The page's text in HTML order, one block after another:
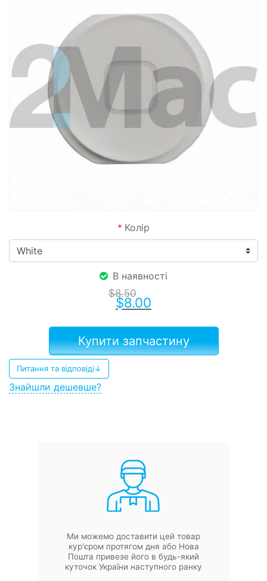
* Колір
В наявності
$8.50
$8.00
Купити запчастину
Питання та відповіді↓
Знайшли дешевше?
Ми можемо доставити цей товар
кур'єром протягом дня або Нова
Пошта привезе його в будь-який
куточок України наступного ранку